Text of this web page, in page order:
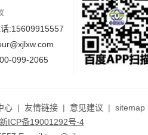
:15609915557
099-2065
心 | 友情链接 | 意见建议 | sitemap
新ICP备19001292号-4